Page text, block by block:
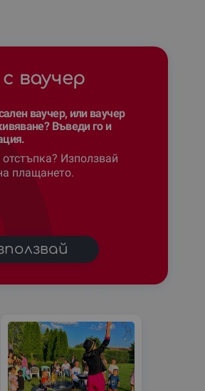
ваучер
ваучер, или ваучер
Въведи го и
Използвай
плащането.